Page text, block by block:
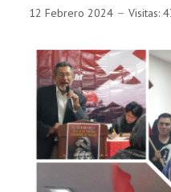
12 Febrero 2024
Visitas: